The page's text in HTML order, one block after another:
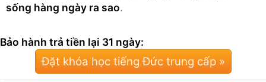
sống hàng ngày ra sao.
Bảo hành trả tiền lại 31 ngày:
Đặt khóa học tiếng Đức trung cấp »